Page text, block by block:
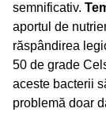
semnificativ.
aportul de
răspândirea
50 de grade
aceste bacterii
problemă doar